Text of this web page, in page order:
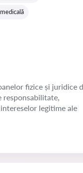
fizice și juridice
responsabilitate,
legitime ale